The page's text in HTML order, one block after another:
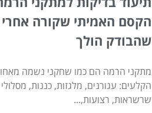
הקסם האמיתי שקורה אחרי
שהבודק הולך
מתקני הרמה הם כמו שחקני נשמה
הקלעים: עגורנים, מלגזות, כננות,
שרשראות, רצועות,...